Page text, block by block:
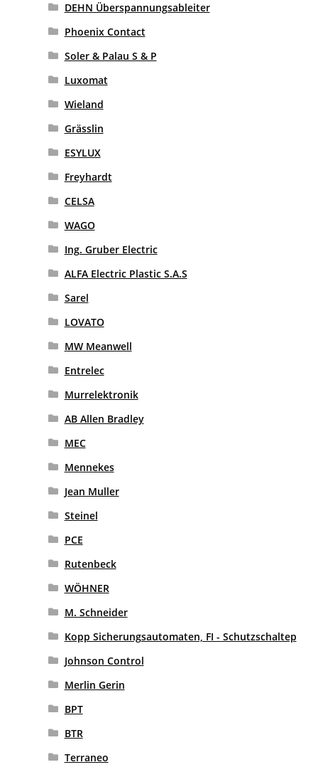
DEHN Überspannungsableiter
Phoenix Contact
Soler & Palau S & P
Luxomat
Wieland
Grässlin
ESYLUX
Freyhardt
CELSA
WAGO
Ing. Gruber Electric
ALFA Electric Plastic S.A.S
Sarel
LOVATO
MW Meanwell
Entrelec
Murrelektronik
AB Allen Bradley
MEC
Mennekes
Jean Muller
Steinel
PCE
Rutenbeck
WÖHNER
M. Schneider
Kopp Sicherungsautomaten, FI - Schutzschaltep
Johnson Control
Merlin Gerin
BPT
BTR
Terraneo